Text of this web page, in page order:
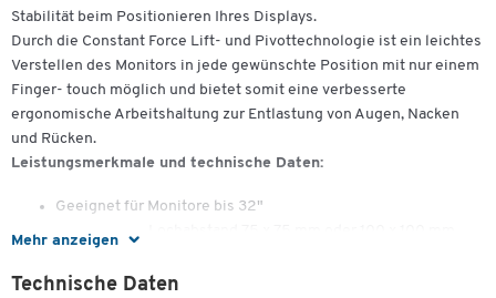
Mehr anzeigen
Stabilität beim Positionieren Ihres Displays.
Durch die Constant Force Lift- und Pivottechnologie ist ein leichtes
Verstellen des Monitors in jede gewünschte Position mit nur einem
Finger- touch möglich und bietet somit eine verbesserte
ergonomische Arbeitshaltung zur Entlastung von Augen, Nacken
und Rücken.
Leistungsmerkmale und technische Daten:
Geeignet für Monitore bis 32"
VESA Mis- D, Lochabstand 75 x 75 mm oder 100 x 100 mm
Patentierte Lift- und Pivottechnologie für leichtgängige
Technische Daten
Zum Zoomen doppeltippen